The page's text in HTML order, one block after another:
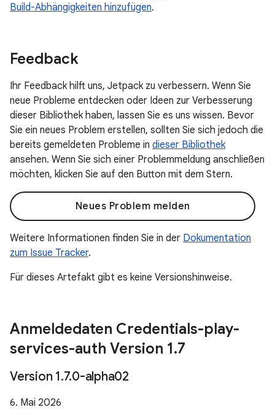
Build-Abhängigkeiten hinzufügen.
Feedback
Ihr Feedback hilft uns, Jetpack zu verbessern. Wenn Sie
neue Probleme entdecken oder Ideen zur Verbesserung
dieser Bibliothek haben, lassen Sie es uns wissen. Bevor
Sie ein neues Problem erstellen, sollten Sie sich jedoch die
bereits gemeldeten Probleme in dieser Bibliothek
ansehen. Wenn Sie sich einer Problemmeldung anschließen
möchten, klicken Sie auf den Button mit dem Stern.
Neues Problem melden
Weitere Informationen finden Sie in der Dokumentation
zum Issue Tracker.
Für dieses Artefakt gibt es keine Versionshinweise.
Anmeldedaten Credentials-play-
services-auth Version 1.7
Version 1.7.0-alpha02
6. Mai 2026